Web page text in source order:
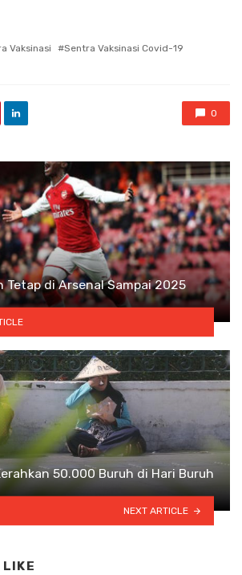
Vaksinasi
Sentra Vaksinasi Covid-19
0
Tetap di Arsenal Sampai 2025
50.000 Buruh di Hari Buruh
NEXT ARTICLE
LIKE